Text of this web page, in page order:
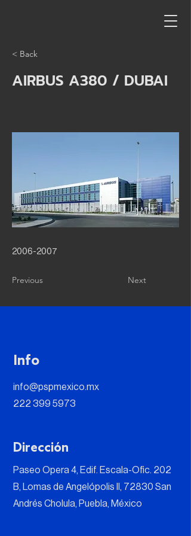
< Back
AIRBUS A380 / DUBAI
2006-2007
Previous Next
Info
info@pspmexico.mx
222 399 5973
Dirección
Paseo Opera 4, Edif. Escala-Ofic. 202
B, Lomas de Angelópolis II, 72830 San
Andrés Cholula, Puebla, México